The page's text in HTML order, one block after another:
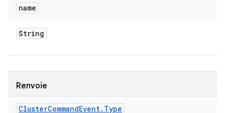
name
String
Renvoie
ClusterCommandEvent. Type